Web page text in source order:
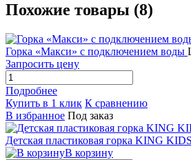
Похожие товары (8)
Горка «Макси» с подключением воды
Запросить цену
Подробнее
Купить в 1 клик К сравнению
В избранное Под заказ
Детская пластиковая горка KING KIDS
В корзину